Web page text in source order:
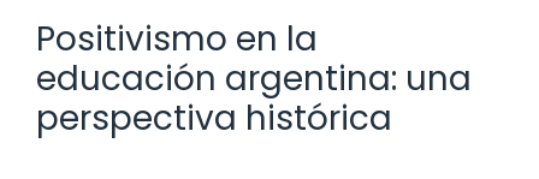
Positivismo en la
educación argentina: una
perspectiva histórica